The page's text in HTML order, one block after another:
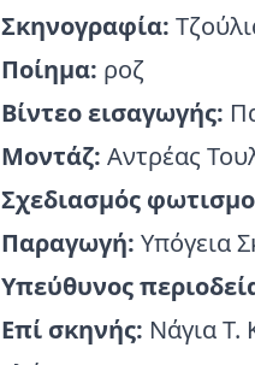
Σκηνογραφία:
Ποίημα: ροζ
Βίντεο εισαγωγής:
Μοντάζ: Αντρέας
Σχεδιασμός
Παραγωγή: Υπόγεια
Υπεύθυνος
Επί σκηνής: Νάγια Τ.